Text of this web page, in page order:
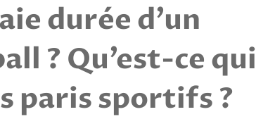
durée d’un
? Qu’est-ce qui
paris sportifs ?